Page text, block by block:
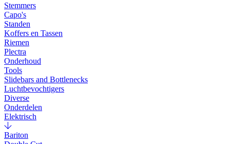
Stemmers
Capo's
Standen
Koffers en Tassen
Riemen
Plectra
Onderhoud
Tools
Slidebars and Bottlenecks
Luchtbevochtigers
Diverse
Onderdelen
Elektrisch
Bariton